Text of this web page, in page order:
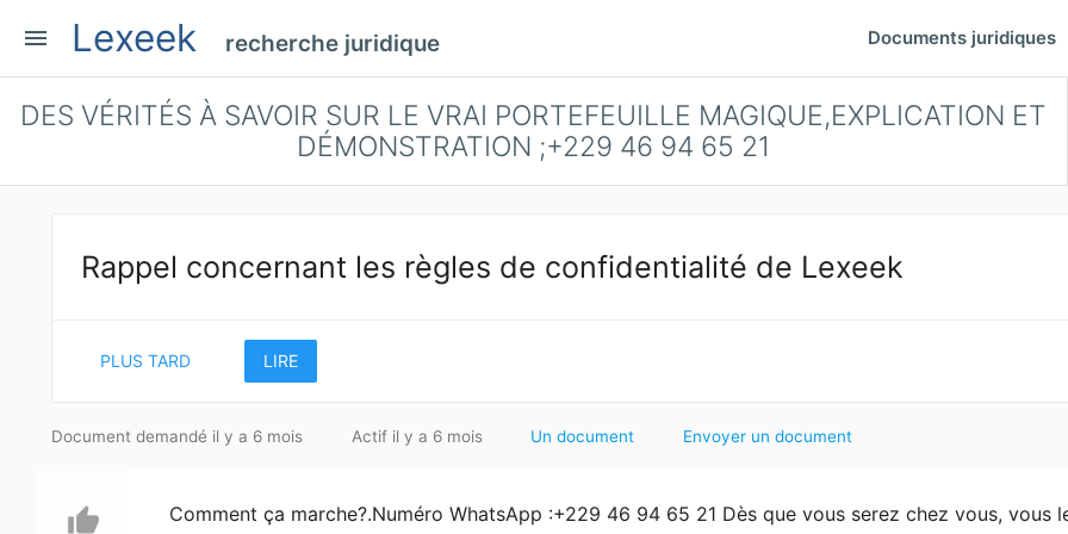
menu Lexeek recherche juridique Documents juridiques
DES VÉRITÉS À SAVOIR SUR LE VRAI PORTEFEUILLE MAGIQUE,EXPLICATION ET
DÉMONSTRATION ;+229 46 94 65 21
Rappel concernant les règles de confidentialité de Lexeek
PLUS TARD LIRE
Document demandé il y a 6 mois Actif il y a 6 mois Un document Envoyer un document
thumb_up
Comment ça marche?.Numéro WhatsApp :+229 46 94 65 21 Dès que vous serez chez vous, vous